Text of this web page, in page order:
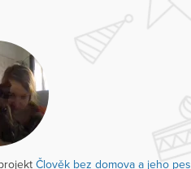
Člověk bez domova a jeho pes